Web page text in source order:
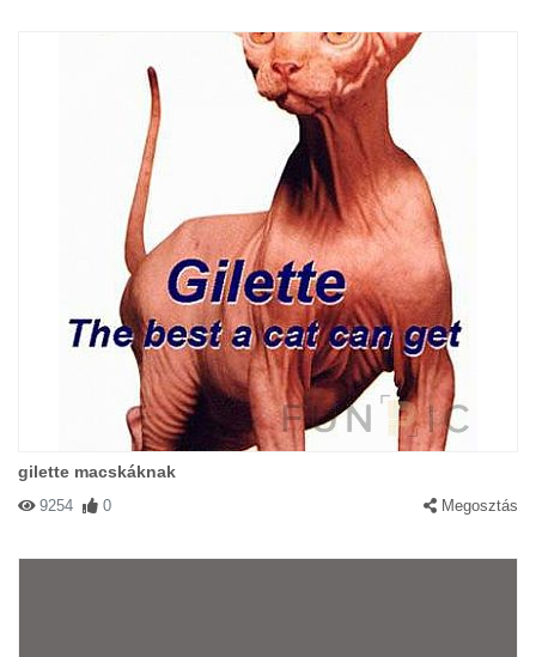
gilette macskáknak
9254 0 Megosztás